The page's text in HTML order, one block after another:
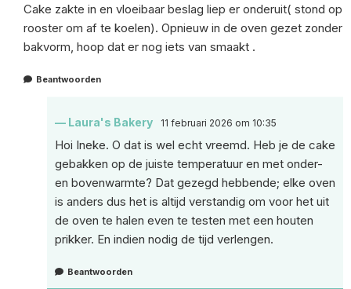
Cake zakte in en vloeibaar beslag liep er onderuit( stond op
rooster om af te koelen). Opnieuw in de oven gezet zonder
bakvorm, hoop dat er nog iets van smaakt .
Beantwoorden
Laura's Bakery 11 februari 2026 om 10:35
Hoi Ineke. O dat is wel echt vreemd. Heb je de cake
gebakken op de juiste temperatuur en met onder-
en bovenwarmte? Dat gezegd hebbende; elke oven
is anders dus het is altijd verstandig om voor het uit
de oven te halen even te testen met een houten
prikker. En indien nodig de tijd verlengen.
Beantwoorden